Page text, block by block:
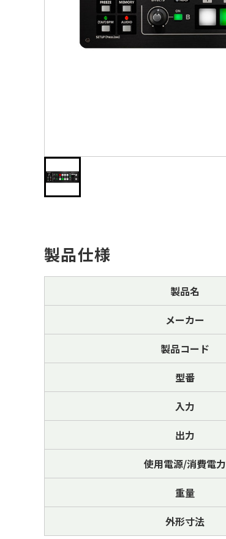
製品仕様
製品名
メーカー
製品コード
型番
入力
出力
使用電源/消費電力
重量
外形寸法